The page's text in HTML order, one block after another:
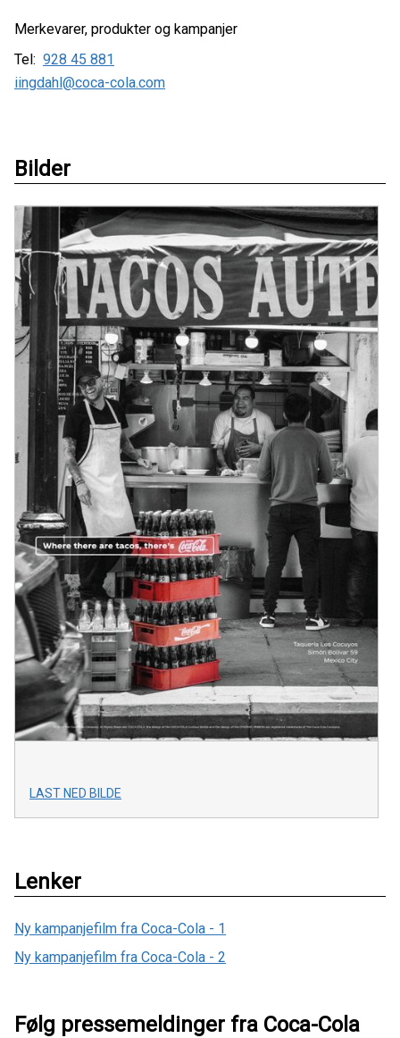
Merkevarer, produkter og kampanjer
Tel: 928 45 881
iingdahl@coca-cola.com
Bilder
LAST NED BILDE
Lenker
Ny kampanjefilm fra Coca-Cola - 1
Ny kampanjefilm fra Coca-Cola - 2
Følg pressemeldinger fra Coca-Cola